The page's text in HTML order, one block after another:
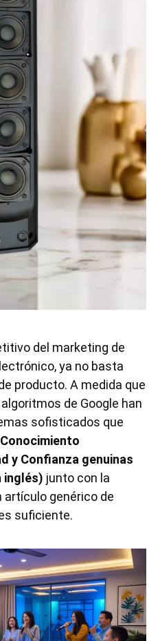
del marketing de
ya no basta
producto. A medida que
de Google han
sofisticados que
Conocimiento
y Confianza genuinas
inglés) junto con la
genérico de
suficiente.